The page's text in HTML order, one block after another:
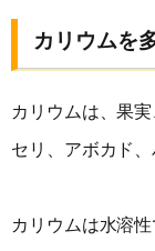
カリウムを
カリウムは、果
セリ、アボカド
カリウムは水溶